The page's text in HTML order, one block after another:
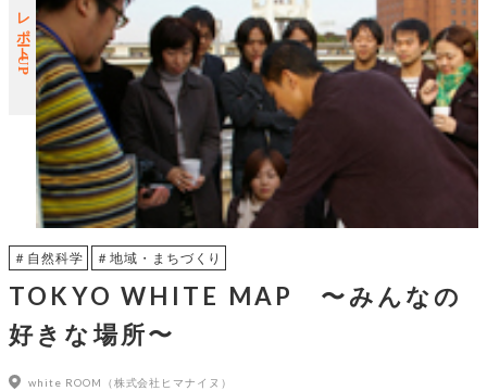
レポートUP
＃自然科学 ＃地域・まちづくり
TOKYO WHITE MAP 〜みんなの
好きな場所〜
white ROOM（株式会社ヒマナイヌ）